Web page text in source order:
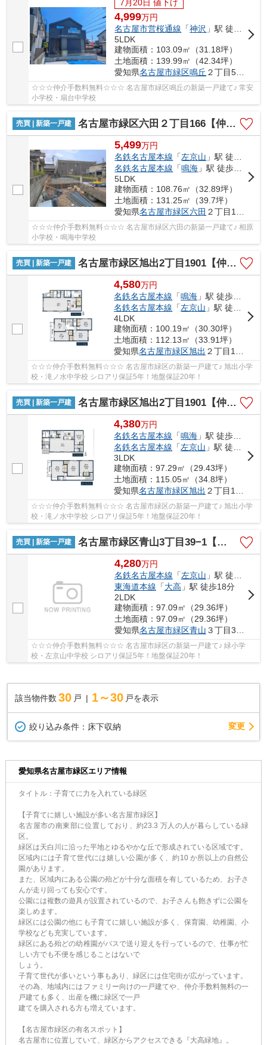
7月20日 値下げ
4,999万円
名古屋市営桜通線 「神沢 」駅 徒歩14分
5LDK
建物面積：103.09㎡（31.18坪）
土地面積：139.99㎡（42.34坪）
愛知県名古屋市緑区鳴丘 ２丁目509
☆☆☆仲介手数料無料☆☆☆ 名古屋市緑区鳴丘の新築一戸建て♪ 常安
小学校・扇台中学校
売買 | 新築一戸建 名古屋市緑区六田２丁目166【仲介手数料無料】新築一戸建て 2号棟
5,499万円
名鉄名古屋本線 「左京山 」駅 徒歩16分
名鉄名古屋本線 「鳴海 」駅 徒歩18分
5LDK
建物面積：108.76㎡（32.89坪）
土地面積：131.25㎡（39.7坪）
愛知県名古屋市緑区六田 ２丁目166
☆☆☆仲介手数料無料☆☆☆ 名古屋市緑区六田の新築一戸建て♪ 相原
小学校・鳴海中学校
売買 | 新築一戸建 名古屋市緑区旭出2丁目1901【仲介手数料無料】新築一戸建て 1号棟
4,580万円
名鉄名古屋本線 「鳴海 」駅 徒歩29分
名鉄名古屋本線 「左京山 」駅 徒歩31分
4LDK
建物面積：100.19㎡（30.30坪）
土地面積：112.13㎡（33.91坪）
愛知県名古屋市緑区旭出 ２丁目1901
☆☆☆仲介手数料無料☆☆☆ 名古屋市緑区の新築一戸建て♪ 旭出小学
校・滝ノ水中学校 シロアリ保証5年！地盤保証20年！
売買 | 新築一戸建 名古屋市緑区旭出2丁目1901【仲介手数料無料】新築一戸建て 2号棟
4,380万円
名鉄名古屋本線 「鳴海 」駅 徒歩29分
名鉄名古屋本線 「左京山 」駅 徒歩31分
3LDK
建物面積：97.29㎡（29.43坪）
土地面積：115.05㎡（34.8坪）
愛知県名古屋市緑区旭出 ２丁目1901
☆☆☆仲介手数料無料☆☆☆ 名古屋市緑区の新築一戸建て♪ 旭出小学
校・滝ノ水中学校 シロアリ保証5年！地盤保証20年！
売買 | 新築一戸建 名古屋市緑区青山3丁目39−1【仲介手数料無料】新築一戸建て
4,280万円
名鉄名古屋本線 「左京山 」駅 徒歩14分
東海道本線 「大高 」駅 徒歩18分
2LDK
建物面積：97.09㎡（29.36坪）
土地面積：97.09㎡（29.36坪）
愛知県名古屋市緑区青山 ３丁目39−1
☆☆☆仲介手数料無料☆☆☆ 名古屋市緑区の新築一戸建て♪ 緑小学
校・左京山中学校 シロアリ保証5年！地盤保証20年！
該当物件数 30 戸 1～30 戸を表示
絞り込み条件： 床下収納 変更
愛知県名古屋市緑区エリア情報
タイトル：子育てに力を入れている緑区
【子育てに嬉しい施設が多い名古屋市緑区】
名古屋市の南東部に位置しており、約23.3 万人の人が暮らしている緑
区。
緑区は天白川に沿った平地とゆるやかな丘で形成されている区域です。
区域内には子育て世代には嬉しい公園が多く、約10 か所以上の自然公
園があります。
また、区域内にある公園の殆どが十分な面積を有しているため、お子さ
んが走り回っても安心です。
公園には複数の遊具が設置されているので、お子さんも飽きずに公園を
楽しめます。
緑区には公園の他にも子育てに嬉しい施設が多く、保育園、幼稚園、小
学校なども充実しています。
緑区にある殆どの幼稚園がバスで送り迎えを行っているので、仕事が忙
しい方でも不便を感じることはないで
しょう。
子育て世代が多いという事もあり、緑区には住宅街が広がっています。
その為、地域内にはファミリー向けの一戸建てや、仲介手数料無料の一
戸建ても多く、出産を機に緑区で一戸
建てを購入される方も増えています。
【名古屋市緑区の有名スポット】
名古屋市に位置していて、緑区からアクセスできる『大高緑地』。